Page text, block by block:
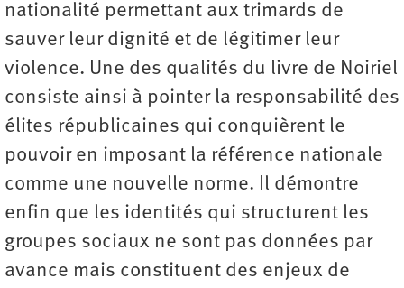
nationalité permettant aux trimards de
sauver leur dignité et de légitimer leur
violence. Une des qualités du livre de Noiriel
consiste ainsi à pointer la responsabilité des
élites républicaines qui conquièrent le
pouvoir en imposant la référence nationale
comme une nouvelle norme. Il démontre
enfin que les identités qui structurent les
groupes sociaux ne sont pas données par
avance mais constituent des enjeux de